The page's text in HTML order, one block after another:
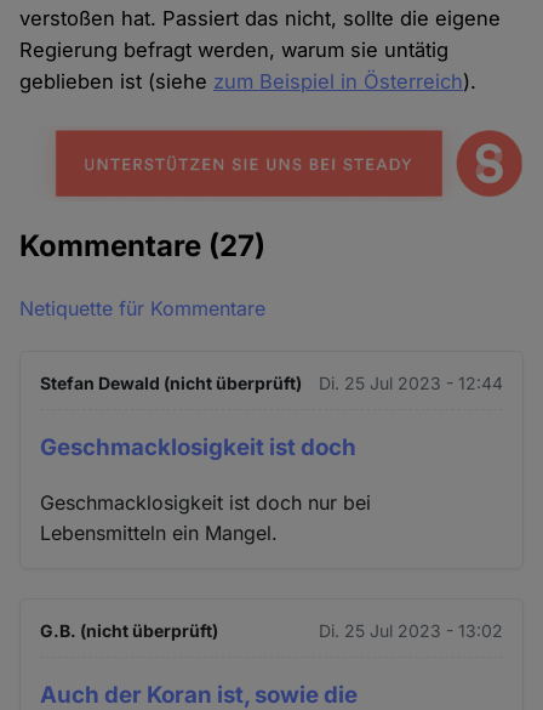
verstoßen hat. Passiert das nicht, sollte die eigene
Regierung befragt werden, warum sie untätig
geblieben ist (siehe zum Beispiel in Österreich).
Kommentare (27)
Netiquette für Kommentare
Stefan Dewald (nicht überprüft) Di. 25 Jul 2023 - 12:44
Geschmacklosigkeit ist doch
Geschmacklosigkeit ist doch nur bei
Lebensmitteln ein Mangel.
G.B. (nicht überprüft) Di. 25 Jul 2023 - 13:02
Auch der Koran ist, sowie die